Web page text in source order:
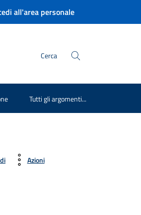
all'area personale
Cerca
Tutti gli argomenti...
Azioni